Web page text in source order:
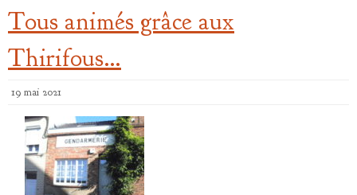
Tous animés grâce aux
Thirifous…
19 mai 2021